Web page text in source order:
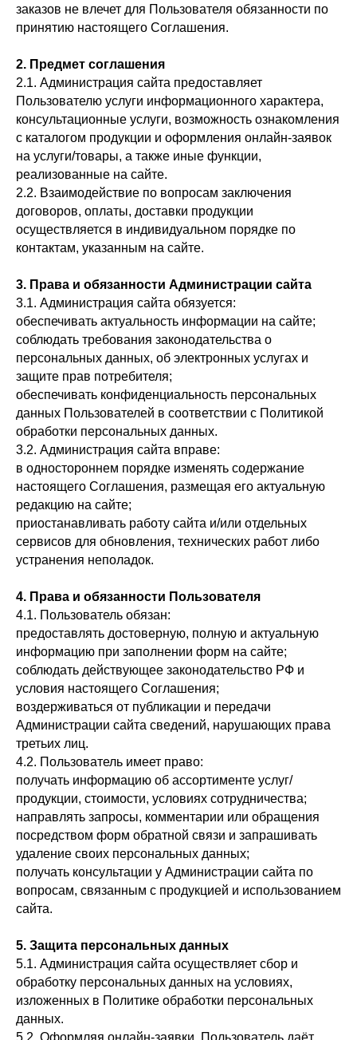
заказов не влечет для Пользователя обязанности по
принятию настоящего Соглашения.
2. Предмет соглашения
2.1. Администрация сайта предоставляет
Пользователю услуги информационного характера,
консультационные услуги, возможность ознакомления
с каталогом продукции и оформления онлайн-заявок
на услуги/товары, а также иные функции,
реализованные на сайте.
2.2. Взаимодействие по вопросам заключения
договоров, оплаты, доставки продукции
осуществляется в индивидуальном порядке по
контактам, указанным на сайте.
3. Права и обязанности Администрации сайта
3.1. Администрация сайта обязуется:
обеспечивать актуальность информации на сайте;
соблюдать требования законодательства о
персональных данных, об электронных услугах и
защите прав потребителя;
обеспечивать конфиденциальность персональных
данных Пользователей в соответствии с Политикой
обработки персональных данных.
3.2. Администрация сайта вправе:
в одностороннем порядке изменять содержание
настоящего Соглашения, размещая его актуальную
редакцию на сайте;
приостанавливать работу сайта и/или отдельных
сервисов для обновления, технических работ либо
устранения неполадок.
4. Права и обязанности Пользователя
4.1. Пользователь обязан:
предоставлять достоверную, полную и актуальную
информацию при заполнении форм на сайте;
соблюдать действующее законодательство РФ и
условия настоящего Соглашения;
воздерживаться от публикации и передачи
Администрации сайта сведений, нарушающих права
третьих лиц.
4.2. Пользователь имеет право:
получать информацию об ассортименте услуг/
продукции, стоимости, условиях сотрудничества;
направлять запросы, комментарии или обращения
посредством форм обратной связи и запрашивать
удаление своих персональных данных;
получать консультации у Администрации сайта по
вопросам, связанным с продукцией и использованием
сайта.
5. Защита персональных данных
5.1. Администрация сайта осуществляет сбор и
обработку персональных данных на условиях,
изложенных в Политике обработки персональных
данных.
5.2. Оформляя онлайн-заявки, Пользователь даёт